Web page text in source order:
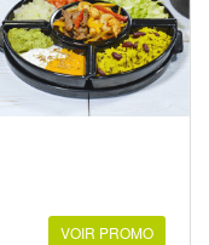
VOIR PROMO